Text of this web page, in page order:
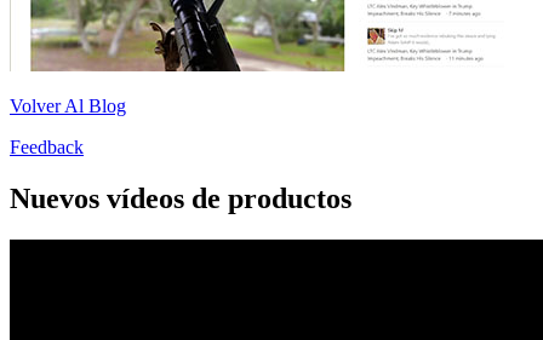
Volver Al Blog
Feedback
Nuevos vídeos de productos